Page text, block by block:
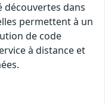
découvertes dans
permettent à un
de code
à distance et